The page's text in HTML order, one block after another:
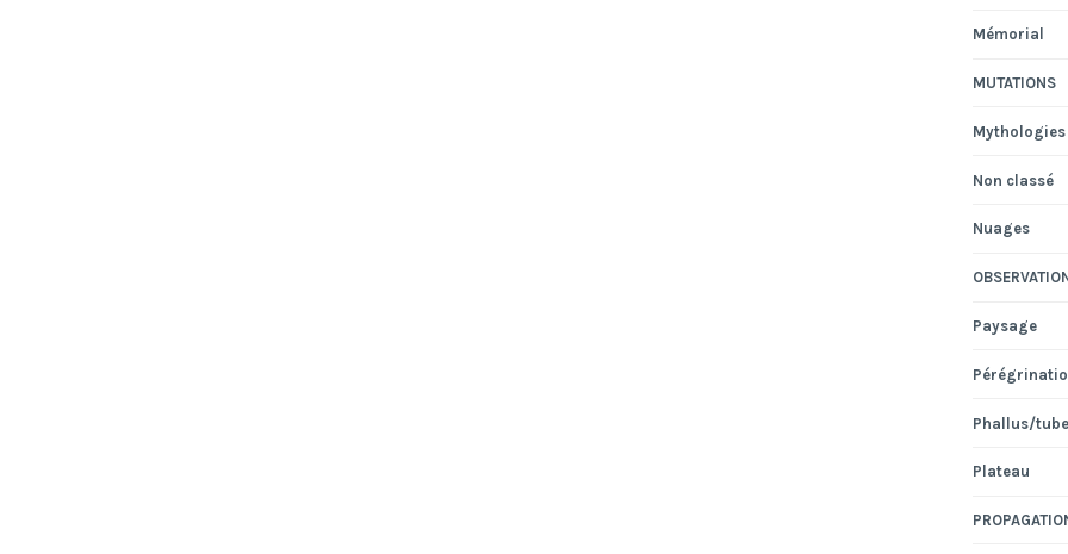
Mémorial
MUTATIONS
Mythologies
Non classé
Nuages
Paysage
Phallus/
Plateau